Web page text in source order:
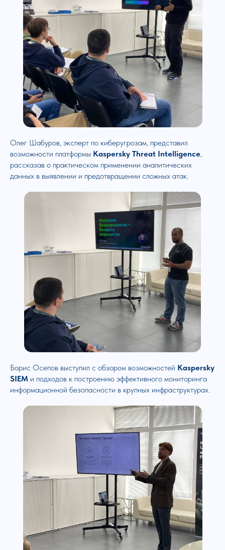
Олег Шабуров, эксперт по киберугрозам, представил
возможности платформы Kaspersky Threat Intelligence,
рассказав о практическом применении аналитических
данных в выявлении и предотвращении сложных атак.
Борис Осепов выступил с обзором возможностей Kaspersky
SIEM и подходов к построению эффективного мониторинга
информационной безопасности в крупных инфраструктурах.